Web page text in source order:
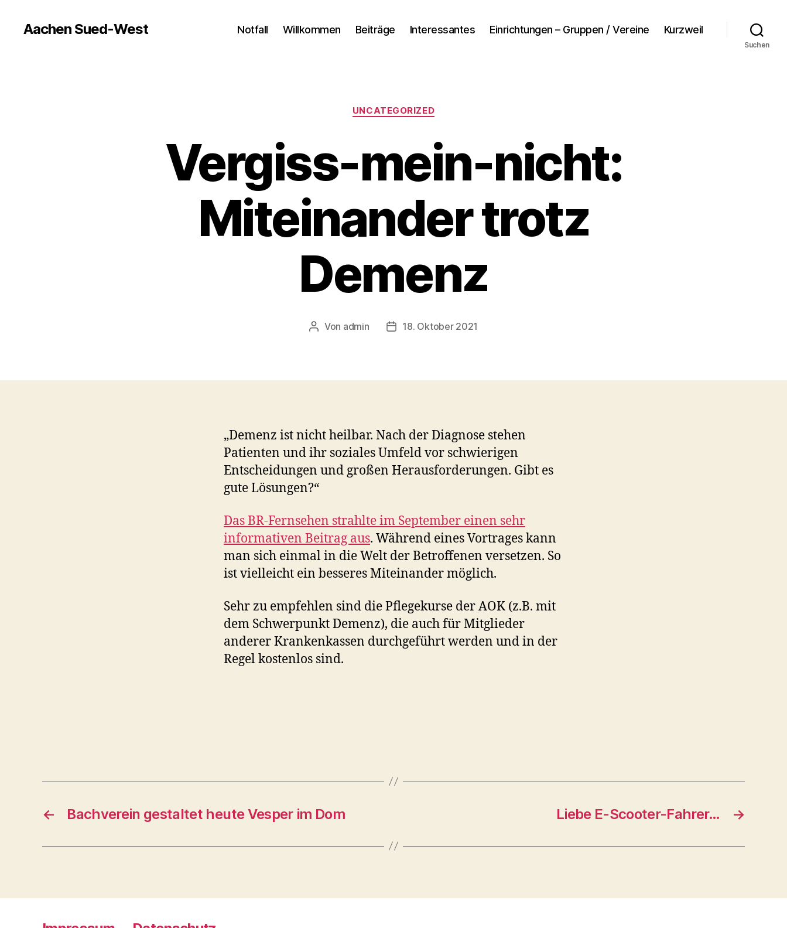
Aachen Sued-West Notfall Willkommen Beiträge Interessantes Einrichtungen – Gruppen / Vereine Kurzweil
Suchen
Kategorien
UNCATEGORIZED
Vergiss-mein-nicht:
Miteinander trotz
Demenz
Beitragsautor
Von admin Veröffentlichungsdatum
18. Oktober 2021
„Demenz ist nicht heilbar. Nach der Diagnose stehen
Patienten und ihr soziales Umfeld vor schwierigen
Entscheidungen und großen Herausforderungen. Gibt es
gute Lösungen?“
Das BR-Fernsehen strahlte im September einen sehr
informativen Beitrag aus. Während eines Vortrages kann
man sich einmal in die Welt der Betroffenen versetzen. So
ist vielleicht ein besseres Miteinander möglich.
Sehr zu empfehlen sind die Pflegekurse der AOK (z.B. mit
dem Schwerpunkt Demenz), die auch für Mitglieder
anderer Krankenkassen durchgeführt werden und in der
Regel kostenlos sind.
← Bachverein gestaltet heute Vesper im Dom →
Liebe E-Scooter-Fahrer…